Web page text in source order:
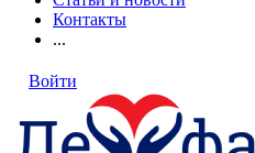
Контакты
...
Войти